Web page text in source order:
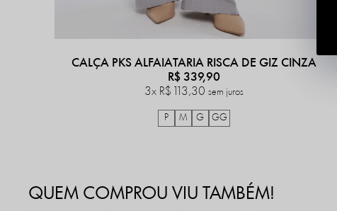
CALÇA PKS ALFAIATARIA RISCA DE GIZ CINZA
R$ 339,90
3x R$ 113,30 sem juros
P M G GG
QUEM COMPROU VIU TAMBÉM!